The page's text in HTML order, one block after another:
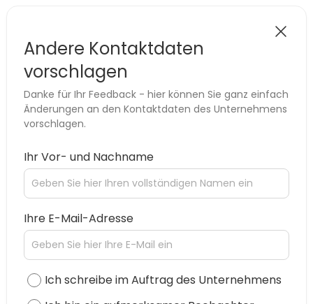
Andere Kontaktdaten
vorschlagen
Danke für Ihr Feedback - hier können Sie ganz einfach
Änderungen an den Kontaktdaten des Unternehmens
vorschlagen.
Ihr Vor- und Nachname
Ihre E-Mail-Adresse
Ich schreibe im Auftrag des Unternehmens